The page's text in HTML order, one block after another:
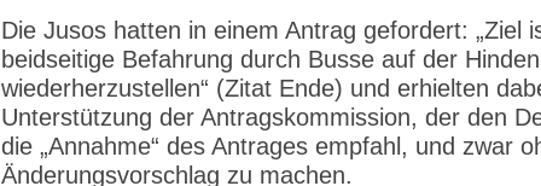
Die Jusos hatten in einem Antrag gefordert: „Ziel
beidseitige Befahrung durch Busse auf der
wiederherzustellen“ (Zitat Ende) und erhielten
Unterstützung der Antragskommission, der den
die „Annahme“ des Antrages empfahl, und zwar
Änderungsvorschlag zu machen.